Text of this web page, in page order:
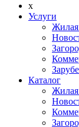
x
Услуги
Каталог